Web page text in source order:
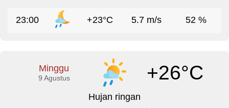
23:00 +23°C 5.7 m/s 52 %
Minggu
9 Agustus +26°C
Hujan ringan